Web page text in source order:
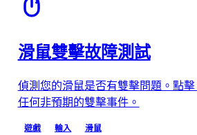
滑鼠雙擊故障測試
偵測您的滑鼠是否有雙擊問題。點
任何非預期的雙擊事件。
遊戲 輸入 滑鼠